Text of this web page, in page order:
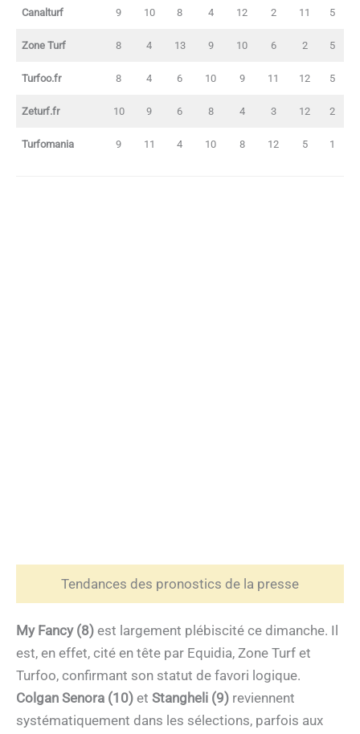
Canalturf 9 10 8 4 12 2 11 5
Zone Turf 8 4 13 9 10 6 2 5
Turfoo.fr 8 4 6 10 9 11 12 5
Zeturf.fr 10 9 6 8 4 3 12 2
Turfomania 9 11 4 10 8 12 5 1
Tendances des pronostics de la presse
My Fancy (8) est largement plébiscité ce dimanche. Il
est, en effet, cité en tête par Equidia, Zone Turf et
Turfoo, confirmant son statut de favori logique.
Colgan Senora (10) et Stangheli (9) reviennent
systématiquement dans les sélections, parfois aux